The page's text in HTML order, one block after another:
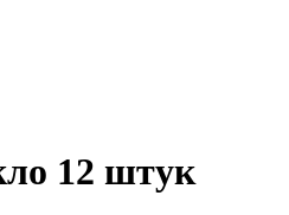
12 штук